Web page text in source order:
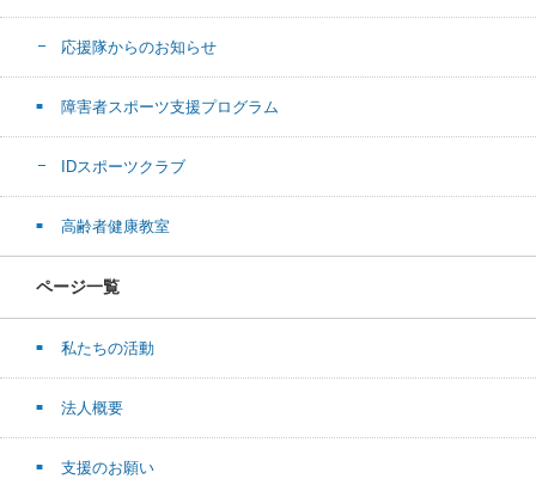
応援隊からのお知らせ
障害者スポーツ支援プログラム
IDスポーツクラブ
高齢者健康教室
ページ一覧
私たちの活動
法人概要
支援のお願い